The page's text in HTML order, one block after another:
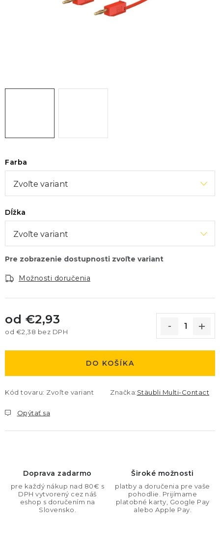
Farba
Dĺžka
Možnosti doručenia
od €2,93
od €2,38 bez DPH
DO KOŠÍKA
Kód tovaru: Zvoľte variant Značka:Stäubli Multi-Contact
Opýtať sa
Doprava zadarmo
pre každý nákup nad 80€ s
DPH vytvorený cez náš
eshop s doručením na
Slovensko.
Široké možnosti
platby a doručenia pre vaše
pohodlie. Prijímame
platobné karty, Google Pay
alebo Apple Pay.